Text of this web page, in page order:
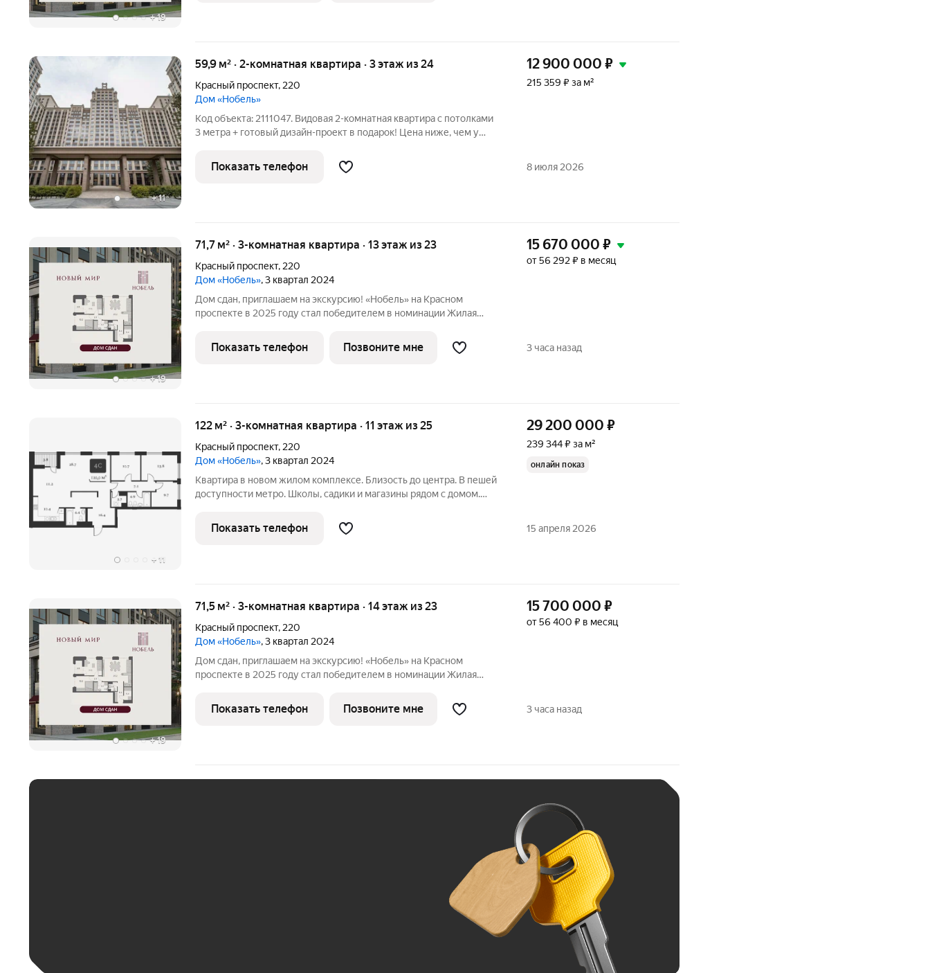
+19
+11
59,9 м² · 2-комнатная квартира · 3 этаж из 24
Красный проспект, 220
Дом «Нобель»
Код объекта: 2111047. Видовая 2-комнатная квартира с потолками
3 метра + готовый дизайн-проект в подарок! Цена ниже, чем у
млн рублей. Отличная возможность купить выгоднее и сразу
12 900 000 ₽
215 359 ₽ за м²
Показать телефон 8 июля 2026
+19
71,7 м² · 3-комнатная квартира · 13 этаж из 23
Красный проспект, 220
Дом «Нобель», 3 квартал 2024
Дом сдан, приглашаем на экскурсию! «Нобель» на Красном
проспекте в 2025 году стал победителем в номинации Жилая
2024 признан Самым инвестиционно-привлекательным проектом
УФО+СФО+ДФО (Urban
15 670 000 ₽
от 56 292 ₽ в месяц
Показать телефон Позвоните мне 3 часа назад
+ 11
122 м² · 3-комнатная квартира · 11 этаж из 25
Красный проспект, 220
Дом «Нобель», 3 квартал 2024
Квартира в новом жилом комплексе. Близость до центра. В пешей
доступности метро. Школы, садики и магазины рядом с домом.
Звоните!!
29 200 000 ₽
239 344 ₽ за м²
онлайн показ
Показать телефон 15 апреля 2026
+19
71,5 м² · 3-комнатная квартира · 14 этаж из 23
Красный проспект, 220
Дом «Нобель», 3 квартал 2024
Дом сдан, приглашаем на экскурсию! «Нобель» на Красном
проспекте в 2025 году стал победителем в номинации Жилая
2024 признан Самым инвестиционно-привлекательным проектом
УФО+СФО+ДФО (Urban
15 700 000 ₽
от 56 400 ₽ в месяц
Показать телефон Позвоните мне 3 часа назад